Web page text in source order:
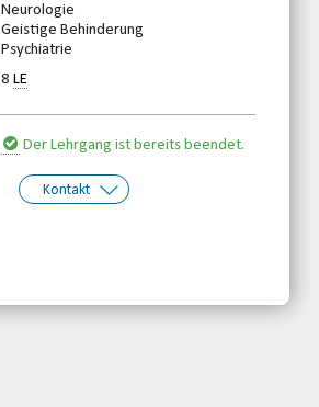
Neurologie
Geistige Behinderung
Psychiatrie
8LE
Der Lehrgang ist bereits beendet.
Kontakt